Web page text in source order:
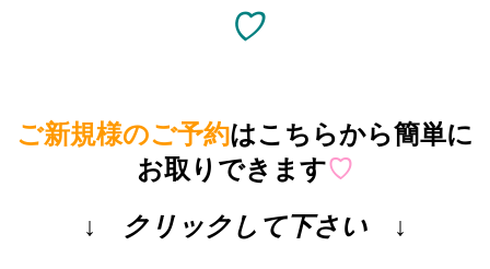
♡
ご新規様のご予約はこちらから簡単に
お取りできます♡
↓ クリックして下さい ↓